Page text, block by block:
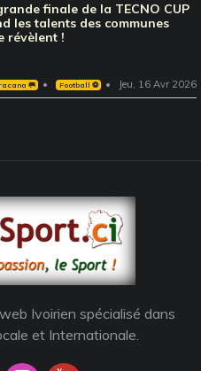
finale de la TECNO CUP
les talents des communes
révèlent !
🥅 Football ⚽️ Jeu, 16 Avr 2026
Ivoirien spécialisé dans
et Internationale.